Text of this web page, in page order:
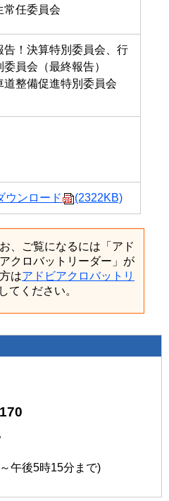
常任委員会
告！決算特別委員会、行
員会（最終報告）
道整備促進特別委員会
ウンロード (2322KB)
、ご覧になるには「アド
クロバットリーダー」が
はアドビアクロバットリ
してください。
午後5時15分まで)